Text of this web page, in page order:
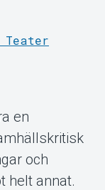
Teater
en
och
helt annat.